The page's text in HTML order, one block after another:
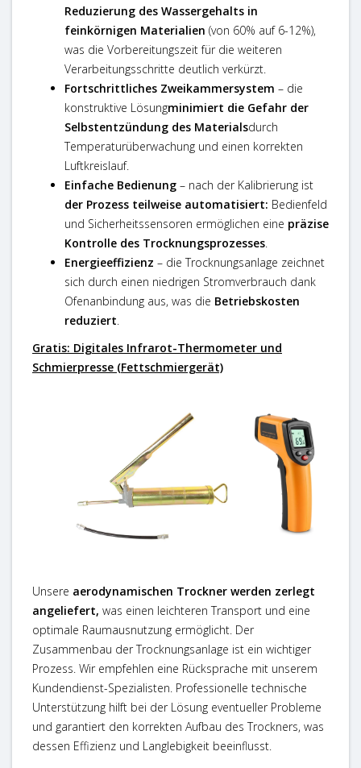
Reduzierung des Wassergehalts in
feinkörnigen Materialien (von 60% auf 6-12%),
was die Vorbereitungszeit für die weiteren
Verarbeitungsschritte deutlich verkürzt.
Fortschrittliches Zweikammersystem – die
konstruktive Lösungminimiert die Gefahr der
Selbstentzündung des Materialsdurch
Temperaturüberwachung und einen korrekten
Luftkreislauf.
Einfache Bedienung – nach der Kalibrierung ist
der Prozess teilweise automatisiert: Bedienfeld
und Sicherheitssensoren ermöglichen eine präzise
Kontrolle des Trocknungsprozesses
Energieeffizienz – die Trocknungsanlage zeichnet
sich durch einen niedrigen Stromverbrauch dank
Ofenanbindung aus, was die Betriebskosten
reduziert
Gratis: Digitales Infrarot-Thermometer und
Schmierpresse (Fettschmiergerät)
Unsere aerodynamischen Trockner werden zerlegt
angeliefert, was einen leichteren Transport und eine
optimale Raumausnutzung ermöglicht. Der
Zusammenbau der Trocknungsanlage ist ein wichtiger
Prozess. Wir empfehlen eine Rücksprache mit unserem
Kundendienst-Spezialisten. Professionelle technische
Unterstützung hilft bei der Lösung eventueller Probleme
und garantiert den korrekten Aufbau des Trockners, was
dessen Effizienz und Langlebigkeit beeinflusst.